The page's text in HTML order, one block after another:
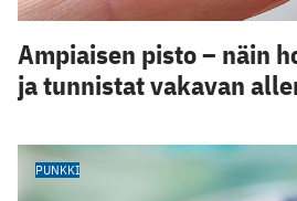
Ampiaisen pisto – näin
ja tunnistat vakavan
PUNKKI